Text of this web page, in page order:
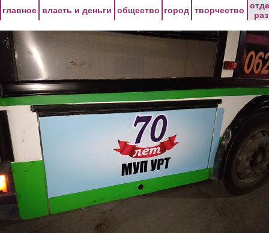
главное власть и деньги общество город творчество